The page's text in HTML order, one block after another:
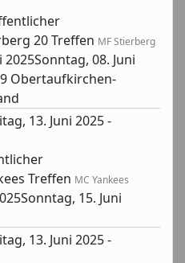
20 Treffen MF Stierberg
2025Sonntag, 08. Juni
Obertaufkirchen-
13. Juni 2025 -
Treffen MC Yankees
15. Juni
13. Juni 2025 -